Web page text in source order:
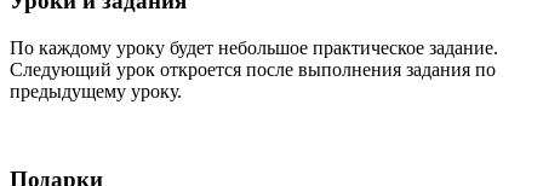
По каждому уроку будет небольшое практическое задание.
Следующий урок откроется после выполнения задания по
предыдущему уроку.
Подарки